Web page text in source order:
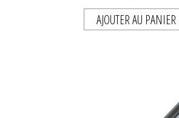
AJOUTER AU PANIER